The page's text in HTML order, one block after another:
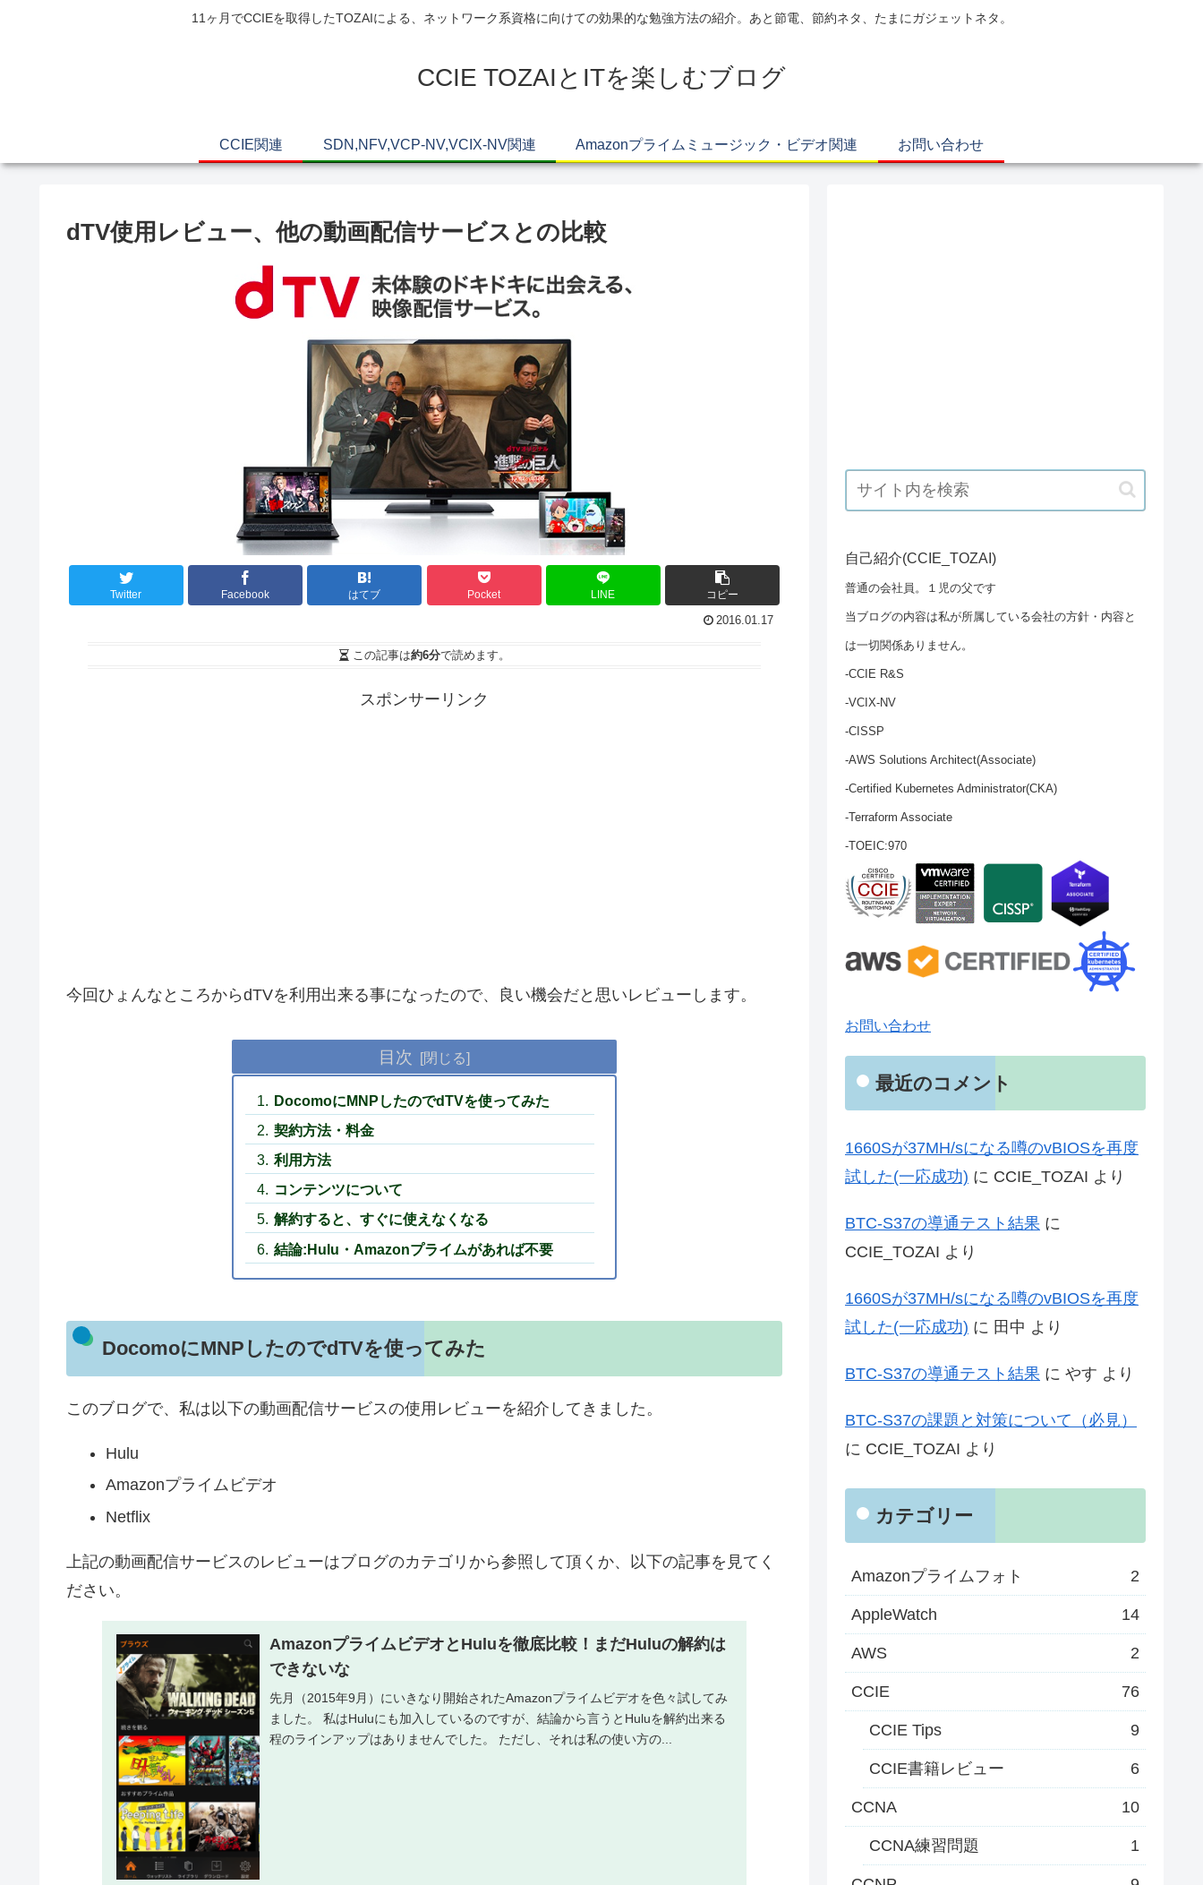
11ヶ月でCCIEを取得したTOZAIによる、ネットワーク系資格に向けての効果的な勉強方法の紹介。あと節電、節約ネタ、たまにガジェットネタ。
CCIE TOZAIとITを楽しむブログ
CCIE関連 SDN,NFV,VCP-NV,VCIX-NV関連 Amazonプライムミュージック・ビデオ関連 お問い合わせ
dTV使用レビュー、他の動画配信サービスとの比較
Twitter Facebook はてブ Pocket LINE コピー
2016.01.17
この記事は約6分で読めます。
スポンサーリンク
今回ひょんなところからdTVを利用出来る事になったので、良い機会だと思いレビューします。
目次
DocomoにMNPしたのでdTVを使ってみた
契約方法・料金
利用方法
コンテンツについて
解約すると、すぐに使えなくなる
結論:Hulu・Amazonプライムがあれば不要
DocomoにMNPしたのでdTVを使ってみた
このブログで、私は以下の動画配信サービスの使用レビューを紹介してきました。
Hulu
Amazonプライムビデオ
Netflix
上記の動画配信サービスのレビューはブログのカテゴリから参照して頂くか、以下の記事を見てく
ださい。
AmazonプライムビデオとHuluを徹底比較！まだHuluの解約は
できないな
先月（2015年9月）にいきなり開始されたAmazonプライムビデオを色々試してみ
ました。 私はHuluにも加入しているのですが、結論から言うとHuluを解約出来る
程のラインアップはありませんでした。 ただし、それは私の使い方の...
自己紹介(CCIE_TOZAI)
普通の会社員。１児の父です
当ブログの内容は私が所属している会社の方針・内容と
は一切関係ありません。
-CCIE R&S
-VCIX-NV
-CISSP
-AWS Solutions Architect(Associate)
-Certified Kubernetes Administrator(CKA)
-Terraform Associate
-TOEIC:970
お問い合わせ
最近のコメント
1660Sが37MH/sになる噂のvBIOSを再度
試した(一応成功) に CCIE_TOZAI より
BTC-S37の導通テスト結果 に
CCIE_TOZAI より
1660Sが37MH/sになる噂のvBIOSを再度
試した(一応成功) に 田中 より
BTC-S37の導通テスト結果 に やす より
BTC-S37の課題と対策について（必見）
に CCIE_TOZAI より
カテゴリー
Amazonプライムフォト 2
AppleWatch 14
AWS 2
CCIE 76
CCIE Tips 9
CCIE書籍レビュー 6
CCNA 10
CCNA練習問題 1